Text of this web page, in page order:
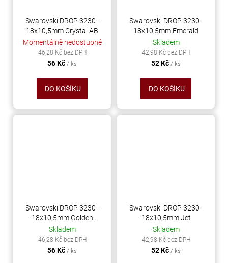
Swarovski DROP 3230 -
18x10,5mm Crystal AB
Momentálně nedostupné
46,28 Kč bez DPH
56 Kč / ks
DO KOŠÍKU
Swarovski DROP 3230 -
18x10,5mm Emerald
Skladem
42,98 Kč bez DPH
52 Kč / ks
DO KOŠÍKU
Swarovski DROP 3230 -
18x10,5mm Golden
Shadow
Skladem
46,28 Kč bez DPH
56 Kč / ks
Swarovski DROP 3230 -
18x10,5mm Jet
Skladem
42,98 Kč bez DPH
52 Kč / ks